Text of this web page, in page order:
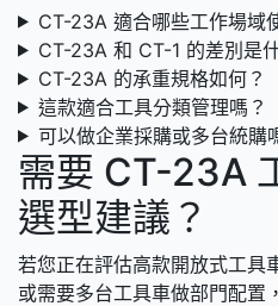
CT-23A 適合哪些工作場域
CT-23A 和 CT-1 的差別是
CT-23A 的承重規格如何？
這款適合工具分類管理嗎？
可以做企業採購或多台統購
需要 CT-23A
選型建議？
若您正在評估高款開放式工具
或需要多台工具車做部門配置